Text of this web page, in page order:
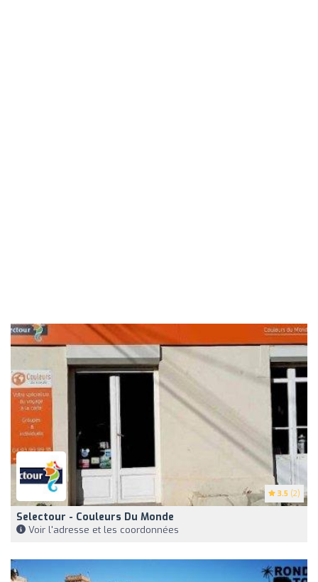
3.5 (2)
Selectour - Couleurs Du Monde
Voir l'adresse et les coordonnées